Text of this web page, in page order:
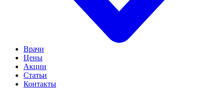
Врачи
Цены
Акции
Статьи
Контакты